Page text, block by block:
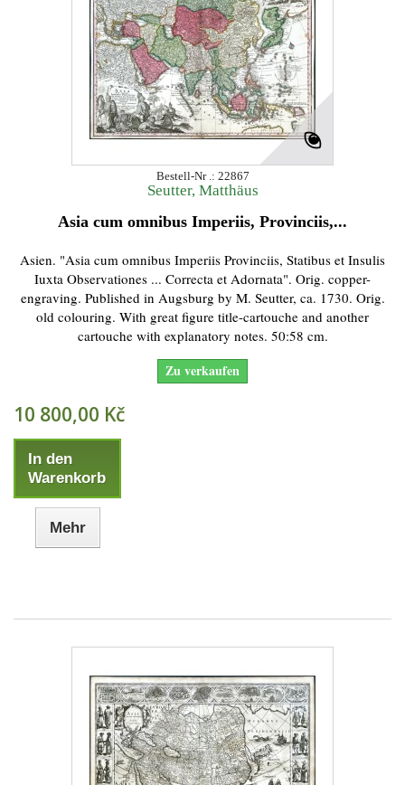
Bestell-Nr .: 22867
Seutter, Matthäus
Asia cum omnibus Imperiis, Provinciis,...
Asien. "Asia cum omnibus Imperiis Provinciis, Statibus et Insulis
Iuxta Observationes ... Correcta et Adornata". Orig. copper-
engraving. Published in Augsburg by M. Seutter, ca. 1730. Orig.
old colouring. With great figure title-cartouche and another
cartouche with explanatory notes. 50:58 cm.
Zu verkaufen
10 800,00 Kč
In den
Warenkorb
Mehr